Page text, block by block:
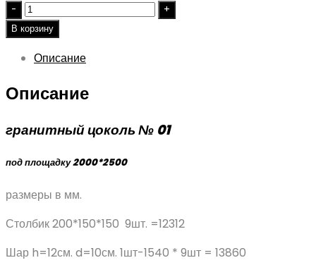
Quantity
В корзину
Описание
Описание
гранитный цоколь № 01
под площадку 2000*2500
размеры в мм.
Столбик 200*150*150 9шт. =12312
Шар h=12см. d=10см. 1шт-1540 * 9шт = 13860